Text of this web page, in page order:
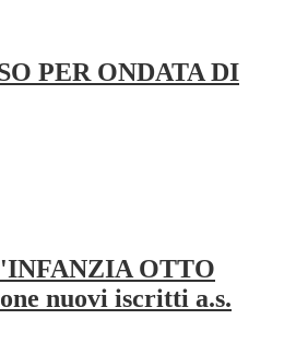
PER ONDATA DI
OTTO
nuovi iscritti a.s.